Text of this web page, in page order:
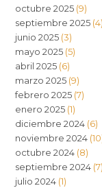
octubre 2025 (9)
septiembre 2025 (4)
junio 2025 (3)
mayo 2025 (5)
abril 2025 (6)
marzo 2025 (9)
febrero 2025 (7)
enero 2025 (1)
diciembre 2024 (6)
noviembre 2024
octubre 2024 (8)
septiembre 2024 (7)
julio 2024 (1)